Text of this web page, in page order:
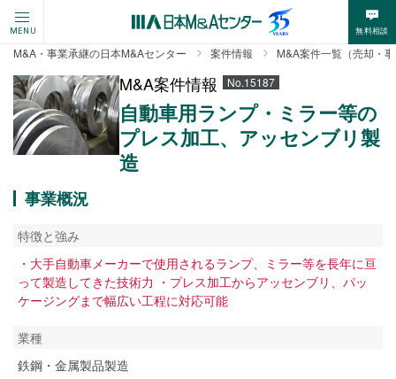
MENU 無料相談
M&A・事業承継の日本M&Aセンター 案件情報 M&A案件一覧（売却・
M&A案件情報 No.15187
自動車用ランプ・ミラー等の
プレス加工、アッセンブリ製
造
事業概況
特徴と強み
・大手自動車メーカーで使用されるランプ、ミラー等を長年に亘
って製造してきた技術力 ・プレス加工からアッセンブリ、パッ
ケージングまで幅広い工程に対応可能
業種
鉄鋼・金属製品製造